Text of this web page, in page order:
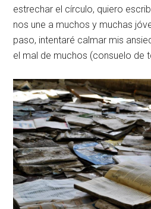
estrechar el círculo, quiero
nos une a muchos y muchas
paso, intentaré calmar mis
el mal de muchos (consuelo de